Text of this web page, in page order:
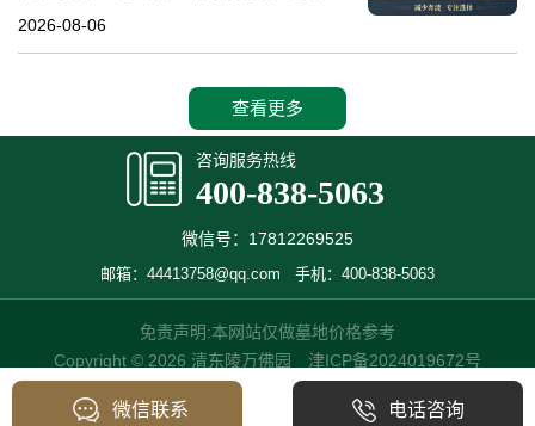
838-5063清东陵万佛园，作为中国历史上著名
2026-08-06
查看更多
咨询服务热线
400-838-5063
微信号：17812269525
邮箱：44413758@qq.com 手机：400-838-5063
免责声明:本网站仅做墓地价格参考
Copyright © 2026 清东陵万佛园 津ICP备2024019672号
微信联系 电话咨询